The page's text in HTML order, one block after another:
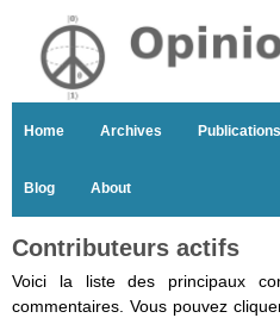
Home Archives Publications
Blog About
Contributeurs actifs
Voici la liste des principaux
commentaires. Vous pouvez